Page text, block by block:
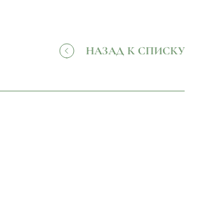
НАЗАД К СПИСКУ